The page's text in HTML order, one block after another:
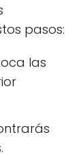
pasos:
las